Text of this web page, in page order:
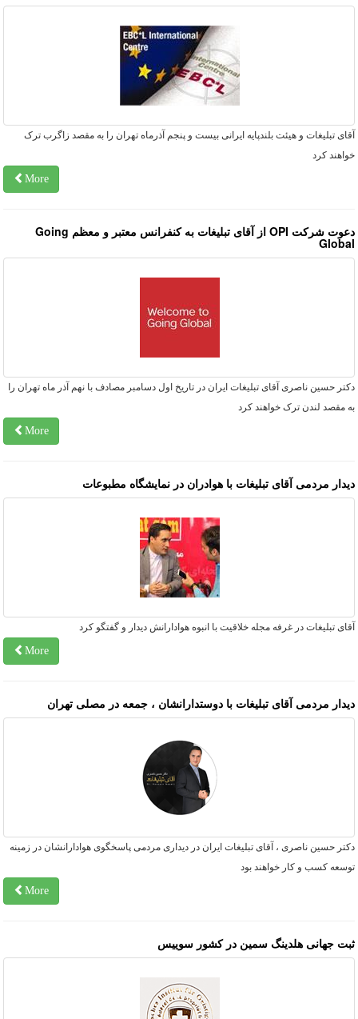
تبلیغات و هیئت بلندپایه ایرانی بیست و پنجم آذرماه تهران را به مقصد زاگرب ترک
کرد
More
دعوت شرکت OPI از آقای تبلیغات به کنفرانس معتبر و معظم Going
حسین ناصری آقای تبلیغات ایران در تاریخ اول دسامبر مصادف با نهم آذر ماه تهران را
مقصد لندن ترک خواهند کرد
More
مردمی آقای تبلیغات با هوادران در نمایشگاه مطبوعات
تبلیغات در غرفه مجله خلاقیت با انبوه هوادارانش دیدار و گفتگو کرد
More
مردمی آقای تبلیغات با دوستدارانشان ، جمعه در مصلی تهران
حسین ناصری ، آقای تبلیغات ایران در دیداری مردمی پاسخگوی هوادارانشان در زمینه
کسب و کار خواهند بود
More
جهانی هلدینگ سمین در کشور سوییس